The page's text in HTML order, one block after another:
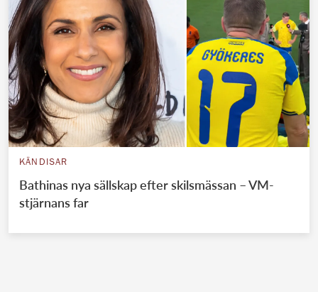
KÄNDISAR
Bathinas nya sällskap efter skilsmässan – VM-
stjärnans far